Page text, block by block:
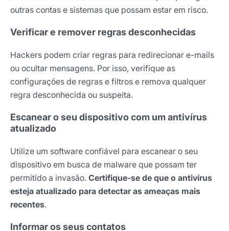
outras contas e sistemas que possam estar em risco.
Verificar e remover regras desconhecidas
Hackers podem criar regras para redirecionar e-mails
ou ocultar mensagens. Por isso, verifique as
configurações de regras e filtros e remova qualquer
regra desconhecida ou suspeita.
Escanear o seu dispositivo com um antivírus
atualizado
Utilize um software confiável para escanear o seu
dispositivo em busca de malware que possam ter
permitido a invasão. Certifique-se de que o antivírus
esteja atualizado para detectar as ameaças mais
recentes.
Informar os seus contatos